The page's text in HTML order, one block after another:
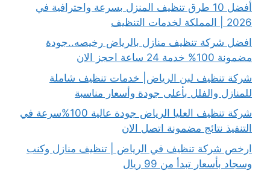
أفضل 10 طرق تنظيف المنزل بسرعة واحترافية في
2026 | المملكة لخدمات التنظيف
افضل شركة تنظيف منازل بالرياض رخيصه..جودة
مضمونة 100% خدمة 24 ساعة احجز الان
شركة تنظيف لبن الرياض| خدمات تنظيف شاملة
للمنازل والفلل بأعلى جودة وأسعار مناسبة
شركة تنظيف العليا الرياض جودة عالية 100%سرعة في
التنفيذ نتائج مضمونة اتصل الان
ارخص شركة تنظيف في الرياض | تنظيف منازل وكنب
وسجاد بأسعار تبدأ من 99 ريال